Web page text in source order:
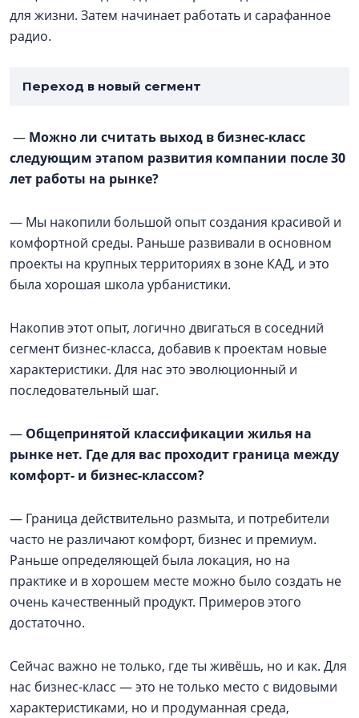
для жизни. Затем начинает работать и сарафанное
радио.
Переход в новый сегмент
— Можно ли считать выход в бизнес-класс
следующим этапом развития компании после 30
лет работы на рынке?
— Мы накопили большой опыт создания красивой и
комфортной среды. Раньше развивали в основном
проекты на крупных территориях в зоне КАД, и это
была хорошая школа урбанистики.
Накопив этот опыт, логично двигаться в соседний
сегмент бизнес-класса, добавив к проектам новые
характеристики. Для нас это эволюционный и
последовательный шаг.
— Общепринятой классификации жилья на
рынке нет. Где для вас проходит граница между
комфорт- и бизнес-классом?
— Граница действительно размыта, и потребители
часто не различают комфорт, бизнес и премиум.
Раньше определяющей была локация, но на
практике и в хорошем месте можно было создать не
очень качественный продукт. Примеров этого
достаточно.
Сейчас важно не только, где ты живёшь, но и как. Для
нас бизнес-класс — это не только место с видовыми
характеристиками, но и продуманная среда,